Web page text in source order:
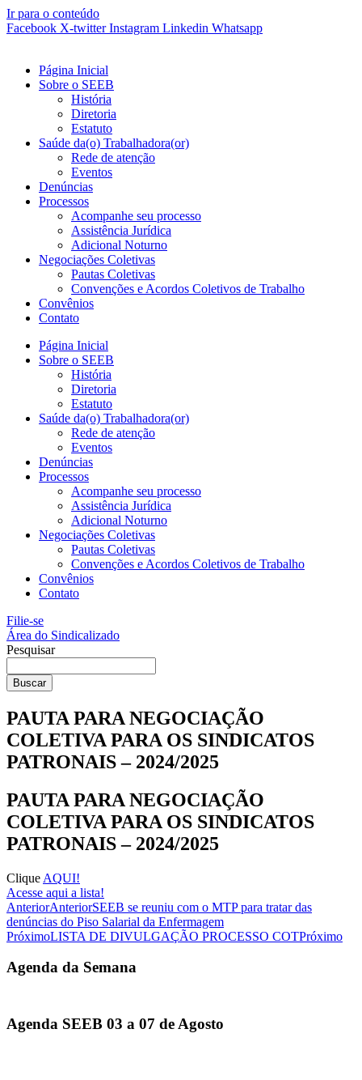
Ir para o conteúdo
Facebook X-twitter Instagram Linkedin Whatsapp
Página Inicial
Sobre o SEEB
História
Diretoria
Estatuto
Saúde da(o) Trabalhadora(or)
Rede de atenção
Eventos
Denúncias
Processos
Acompanhe seu processo
Assistência Jurídica
Adicional Noturno
Negociações Coletivas
Pautas Coletivas
Convenções e Acordos Coletivos de Trabalho
Convênios
Contato
Página Inicial
Sobre o SEEB
História
Diretoria
Estatuto
Saúde da(o) Trabalhadora(or)
Rede de atenção
Eventos
Denúncias
Processos
Acompanhe seu processo
Assistência Jurídica
Adicional Noturno
Negociações Coletivas
Pautas Coletivas
Convenções e Acordos Coletivos de Trabalho
Convênios
Contato
Filie-se
Área do Sindicalizado
Pesquisar
Buscar
PAUTA PARA NEGOCIAÇÃO
COLETIVA PARA OS SINDICATOS
PATRONAIS – 2024/2025
PAUTA PARA NEGOCIAÇÃO
COLETIVA PARA OS SINDICATOS
PATRONAIS – 2024/2025
Clique AQUI!
Acesse aqui a lista!
AnteriorAnteriorSEEB se reuniu com o MTP para tratar das
denúncias do Piso Salarial da Enfermagem
PróximoLISTA DE DIVULGAÇÃO PROCESSO COTPróximo
Agenda da Semana
Agenda SEEB 03 a 07 de Agosto